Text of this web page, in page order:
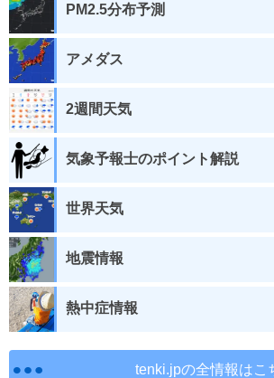
PM2.5分布予測
アメダス
2週間天気
気象予報士のポイント解説
世界天気
地震情報
熱中症情報
tenki.jpの全情報はこ